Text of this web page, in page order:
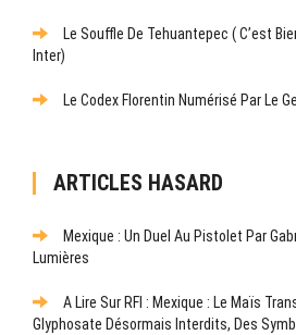
Le Souffle De Tehuantepec ( C’est
Inter)
Le Codex Florentin Numérisé Par Le
ARTICLES HASARD
Mexique : Un Duel Au Pistolet Par
Lumières
A Lire Sur RFI : Mexique : Le Maïs
Glyphosate Désormais Interdits, Des